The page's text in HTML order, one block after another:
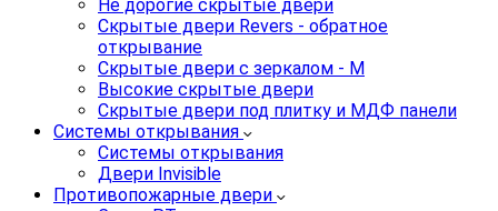
Не дорогие скрытые двери
Скрытые двери Revers - обратное
открывание
Скрытые двери с зеркалом - M
Высокие скрытые двери
Скрытые двери под плитку и МДФ панели
Системы открывания
Системы открывания
Двери Invisible
Противопожарные двери